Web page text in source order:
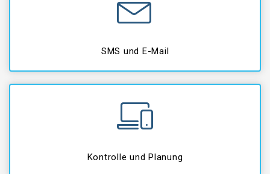
SMS und E-Mail
Kontrolle und Planung